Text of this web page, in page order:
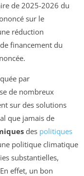
de 2025-2026 du
sur le
réduction
financement du
par
de nombreux
sur des solutions
que jamais de
des politiques
politique climatique
substantielles,
effet, un bon